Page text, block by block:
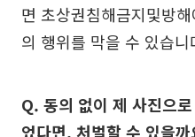
면 초상권침해금지및방
의 행위를 막을 수 있습니
Q. 동의 없이 제 사진으
었다면, 처벌할 수 있을까